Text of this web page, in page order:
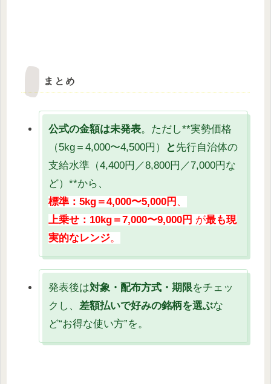
まとめ
公式の金額は未発表。ただし**実勢価格
（5kg＝4,000〜4,500円）
と 先行自治体の
支給水準（4,400円／8,800円／7,000円な
ど）**から、
標準：5kg＝4,000〜5,000円 、
上乗せ：10kg＝7,000〜9,000円 が最も現
実的なレンジ。
発表後は対象・配布方式・期限をチェッ
クし、差額払いで好みの銘柄を選ぶな
ど“お得な使い方”を。